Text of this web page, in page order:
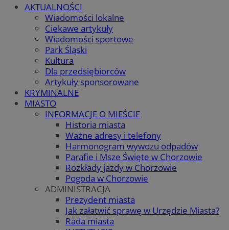
AKTUALNOŚCI
Wiadomości lokalne
Ciekawe artykuły
Wiadomości sportowe
Park Śląski
Kultura
Dla przedsiębiorców
Artykuły sponsorowane
KRYMINALNE
MIASTO
INFORMACJE O MIEŚCIE
Historia miasta
Ważne adresy i telefony
Harmonogram wywozu odpadów
Parafie i Msze Święte w Chorzowie
Rozkłady jazdy w Chorzowie
Pogoda w Chorzowie
ADMINISTRACJA
Prezydent miasta
Jak załatwić sprawę w Urzędzie Miasta?
Rada miasta